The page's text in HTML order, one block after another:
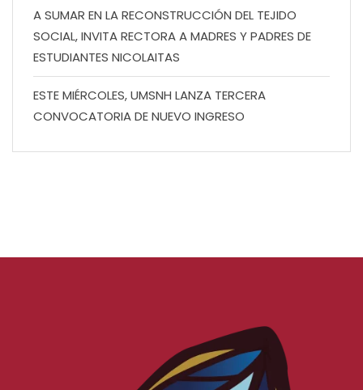
A SUMAR EN LA RECONSTRUCCIÓN DEL TEJIDO
SOCIAL, INVITA RECTORA A MADRES Y PADRES DE
ESTUDIANTES NICOLAITAS
ESTE MIÉRCOLES, UMSNH LANZA TERCERA
CONVOCATORIA DE NUEVO INGRESO